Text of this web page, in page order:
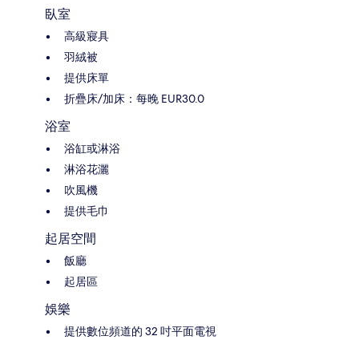
臥室
高級寢具
羽絨被
提供床單
折疊床/加床：每晚 EUR30.0
浴室
浴缸或淋浴
淋浴花灑
吹風機
提供毛巾
起居空間
飯廳
起居區
娛樂
提供數位頻道的 32 吋平面電視